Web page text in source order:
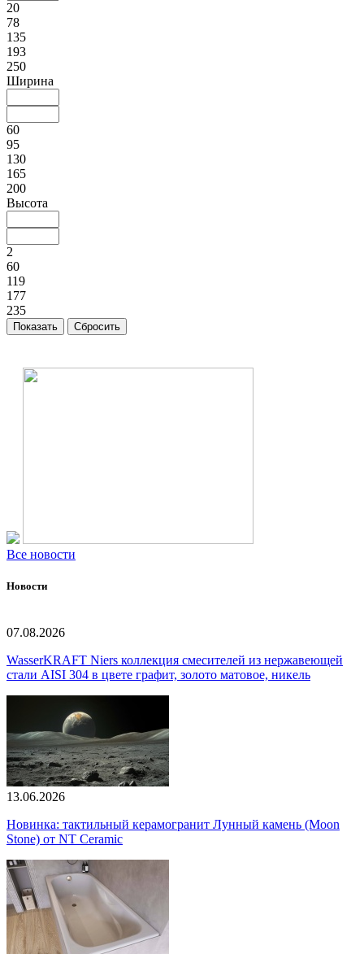
20
78
135
193
250
Ширина
60
95
130
165
200
Высота
2
60
119
177
235
Все новости
Новости
07.08.2026
WasserKRAFT Niers коллекция смесителей из нержавеющей
стали AISI 304 в цвете графит, золото матовое, никель
13.06.2026
Новинка: тактильный керамогранит Лунный камень (Moon
Stone) от NT Ceramic